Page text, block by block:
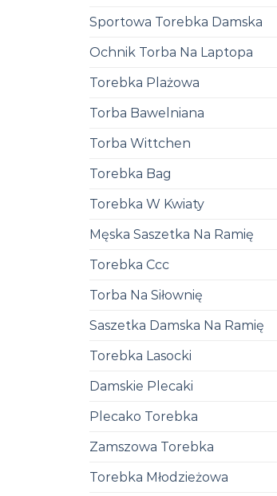
Sportowa Torebka Damska
Ochnik Torba Na Laptopa
Torebka Plażowa
Torba Bawelniana
Torba Wittchen
Torebka Bag
Torebka W Kwiaty
Męska Saszetka Na Ramię
Torebka Ccc
Torba Na Siłownię
Saszetka Damska Na Ramię
Torebka Lasocki
Damskie Plecaki
Plecako Torebka
Zamszowa Torebka
Torebka Młodzieżowa